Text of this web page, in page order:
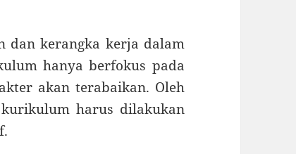
dan kerangka kerja dalam
hanya berfokus pada
akan terabaikan. Oleh
harus dilakukan